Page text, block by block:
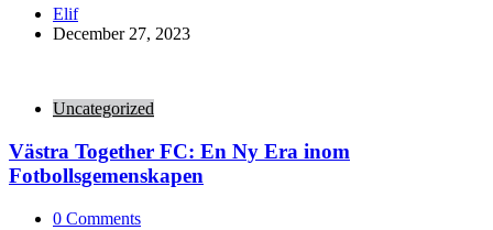
Posted
by
Elif
December 27, 2023
Uncategorized
Västra Together FC: En Ny Era inom
Fotbollsgemenskapen
0 Comments